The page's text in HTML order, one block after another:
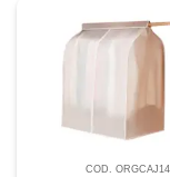
COD. ORGCAJ14